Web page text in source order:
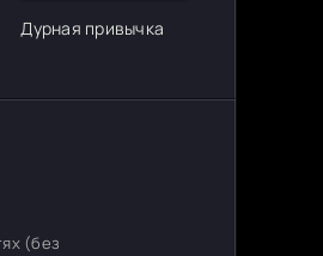
Дурная привычка
(без